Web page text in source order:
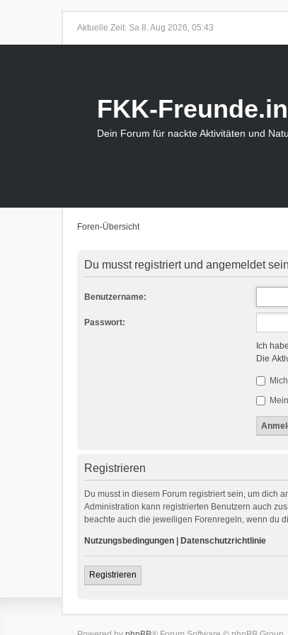
Aktuelle Zeit: Sa 8. Aug 2026, 05:43
FKK-
Dein Forum für nackte Aktivitäten und
Foren-Übersicht
Du musst registriert und angemeldet
Benutzername:
Passwort:
Ich
Die
Registrieren
Du musst in diesem Forum registriert sein, um dich
Administration kann registrierten Benutzern auch
beachte auch die jeweiligen Forenregeln, wenn du
Nutzungsbedingungen Datenschutzrichtlinie
Registrieren